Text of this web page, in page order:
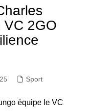
2GO
Sport